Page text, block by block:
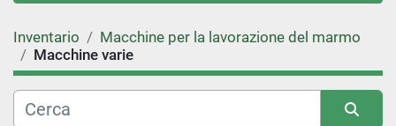
Categoria
Condizione
Inventario
Macchine per la lavorazione del marmo
Macchine varie